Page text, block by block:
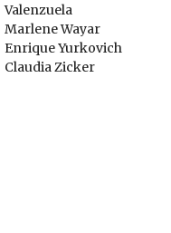
Valenzuela
Marlene Wayar
Enrique Yurkovich
Claudia Zicker